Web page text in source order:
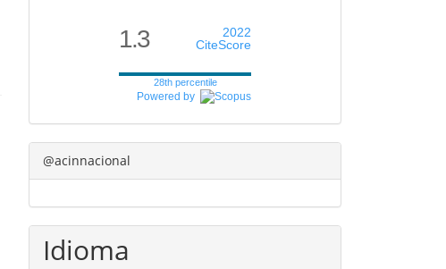
1.3
2022
CiteScore
28th percentile
Powered by
@acinnacional
Idioma